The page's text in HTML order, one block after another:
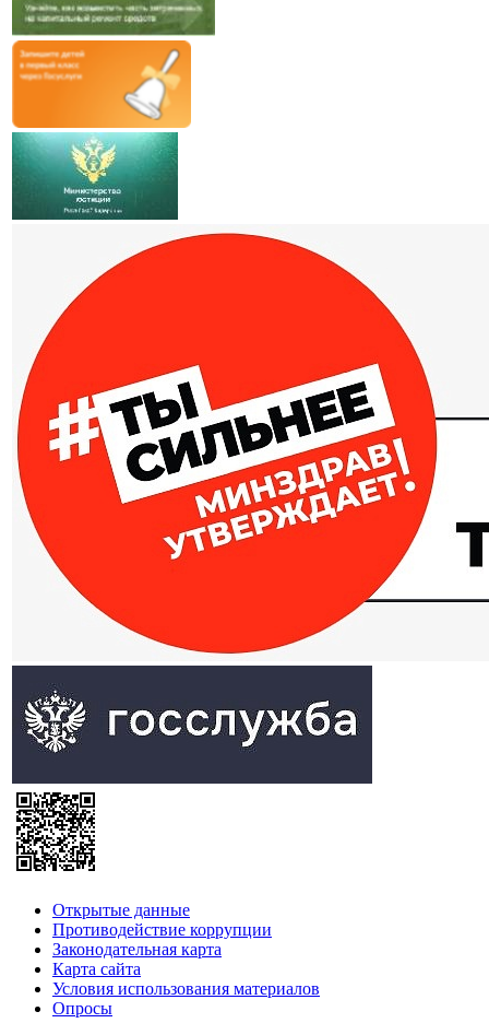
Открытые данные
Противодействие коррупции
Законодательная карта
Карта сайта
Условия использования материалов
Опросы